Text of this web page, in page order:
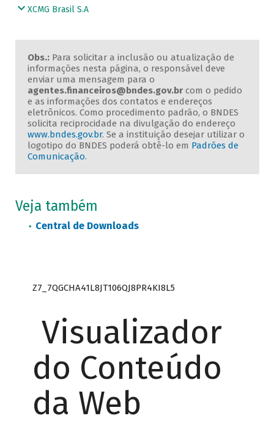
XCMG Brasil S.A
Obs.:Para solicitar a inclusão ou atualização de
informações nesta página, o responsável deve
enviar uma mensagem para o
agentes.financeiros@bndes.gov.brcom o pedido
e as informações dos contatos e endereços
eletrônicos. Como procedimento padrão, o BNDES
solicita reciprocidade na divulgação do endereço
www.bndes.gov.br. Se a instituição desejar utilizar o
logotipo do BNDES poderá obtê-lo em Padrões de
Comunicação.
Veja também
Central de Downloads
Z7_7QGCHA41L8JT106QJ8PR4KI8L5
Visualizador
do Conteúdo
da Web